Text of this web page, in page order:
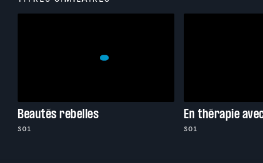
Beautés rebelles
S01
En thérapie
S01